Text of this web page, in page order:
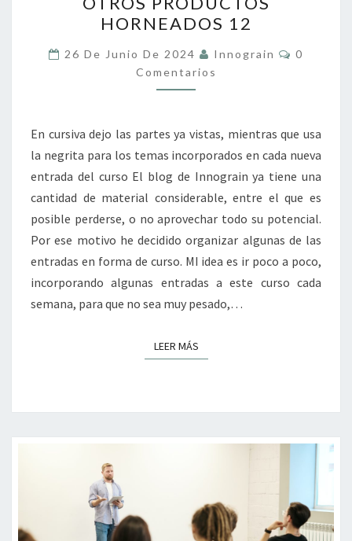
PANIFICACIÓN
Y
OTROS
PRODUCTOS
HORNEADOS
HORNEADOS 12
26 De Junio De 2024 Innograin
0
Comentarios
En cursiva dejo las partes ya vistas, mientras que usa
la negrita para los temas incorporados en cada nueva
entrada del curso El blog de Innograin ya tiene una
cantidad de material considerable, entre el que es
posible perderse, o no aprovechar todo su potencial.
Por ese motivo he decidido organizar algunas de las
entradas en forma de curso. MI idea es ir poco a poco,
incorporando algunas entradas a este curso cada
semana, para que no sea muy pesado,…
LEER MÁSLEER MÁS